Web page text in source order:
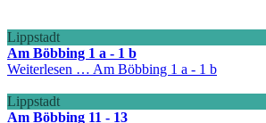
Lippstadt
Am Böbbing 1 a - 1 b
Weiterlesen … Am Böbbing 1 a - 1 b
Lippstadt
Am Böbbing 11 - 13